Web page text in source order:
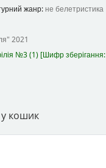
жанр: не белетристика
2021
№3(1) Шифр зберігання:
кошик